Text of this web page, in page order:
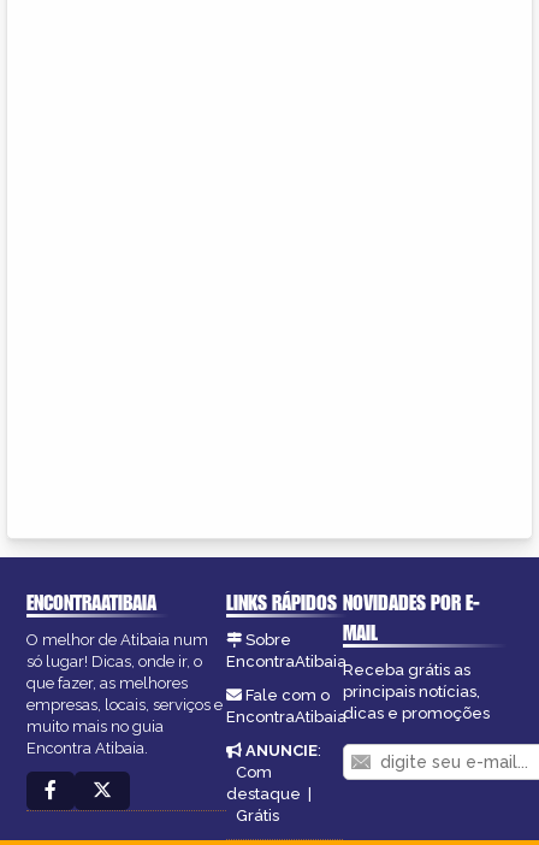
ENCONTRAATIBAIA
O melhor de Atibaia num
só lugar! Dicas, onde ir, o
que fazer, as melhores
empresas, locais, serviços e
muito mais no guia
Encontra Atibaia.
LINKS RÁPIDOS
Sobre
EncontraAtibaia
Fale com o
EncontraAtibaia
ANUNCIE:
Com
destaque |
Grátis
NOVIDADES POR E-
MAIL
Receba grátis as
principais notícias,
dicas e promoções